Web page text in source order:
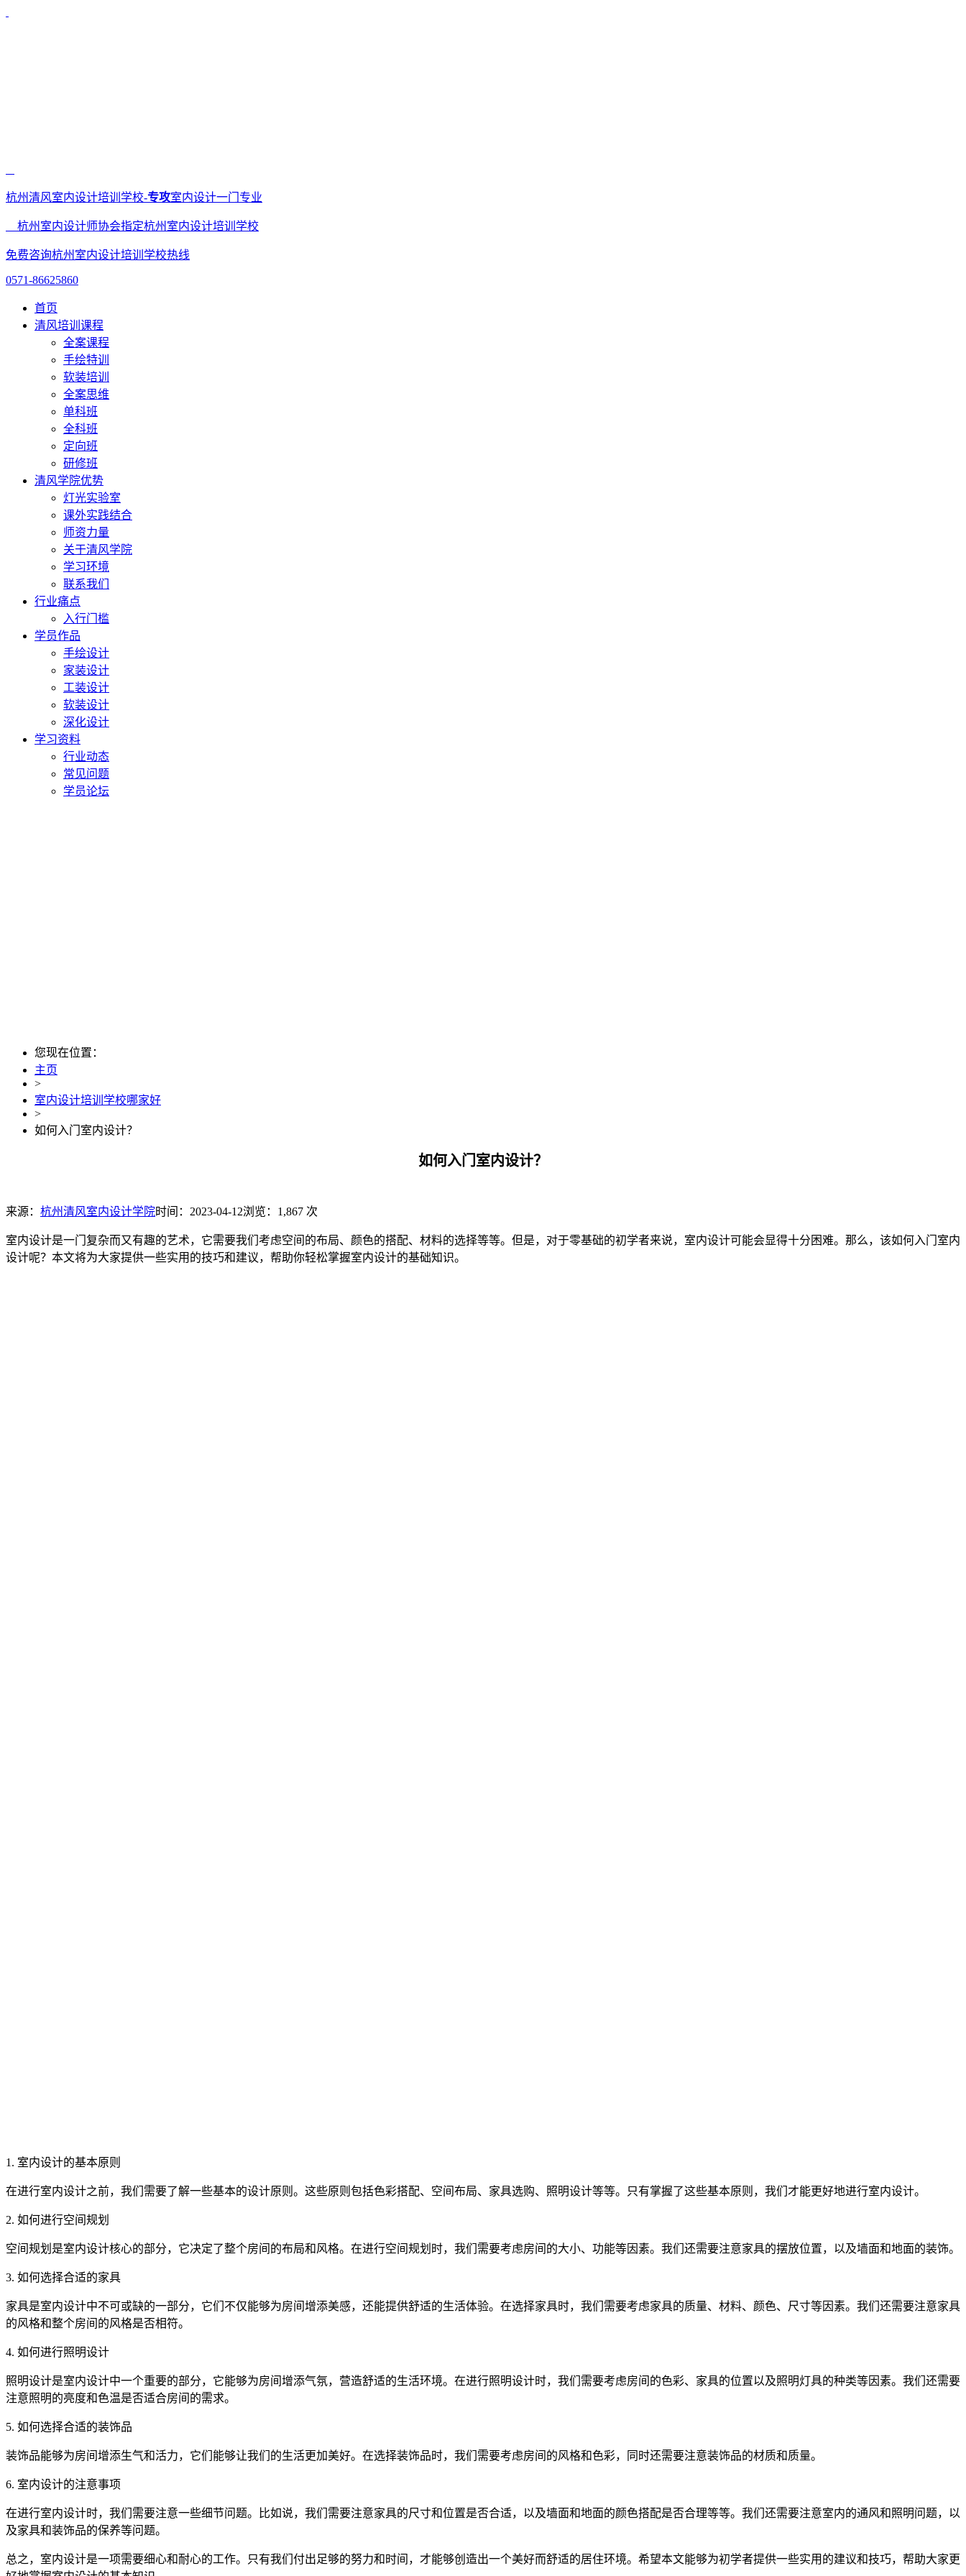
杭州清风室内设计培训学校-专攻室内设计一门专业
杭州室内设计师协会指定杭州室内设计培训学校
免费咨询杭州室内设计培训学校热线
0571-86625860
首页
清风培训课程
全案课程
手绘特训
软装培训
全案思维
单科班
全科班
定向班
研修班
清风学院优势
灯光实验室
课外实践结合
师资力量
关于清风学院
学习环境
联系我们
行业痛点
入行门槛
学员作品
手绘设计
家装设计
工装设计
软装设计
深化设计
学习资料
行业动态
常见问题
学员论坛
您现在位置：
主页
>
室内设计培训学校哪家好
>
如何入门室内设计？
如何入门室内设计？
来源： 杭州清风室内设计学院时间：2023-04-12浏览：1,867 次
室内设计是一门复杂而又有趣的艺术，它需要我们考虑空间的布局、颜色的搭配、材料的选择等等。但是，对于零基础的初学者来说，室内设计可能会显得十分困难。那么，该如何入门室内
设计呢？本文将为大家提供一些实用的技巧和建议，帮助你轻松掌握室内设计的基础知识。
1. 室内设计的基本原则
在进行室内设计之前，我们需要了解一些基本的设计原则。这些原则包括色彩搭配、空间布局、家具选购、照明设计等等。只有掌握了这些基本原则，我们才能更好地进行室内设计。
2. 如何进行空间规划
空间规划是室内设计核心的部分，它决定了整个房间的布局和风格。在进行空间规划时，我们需要考虑房间的大小、功能等因素。我们还需要注意家具的摆放位置，以及墙面和地面的装饰。
3. 如何选择合适的家具
家具是室内设计中不可或缺的一部分，它们不仅能够为房间增添美感，还能提供舒适的生活体验。在选择家具时，我们需要考虑家具的质量、材料、颜色、尺寸等因素。我们还需要注意家具
的风格和整个房间的风格是否相符。
4. 如何进行照明设计
照明设计是室内设计中一个重要的部分，它能够为房间增添气氛，营造舒适的生活环境。在进行照明设计时，我们需要考虑房间的色彩、家具的位置以及照明灯具的种类等因素。我们还需要
注意照明的亮度和色温是否适合房间的需求。
5. 如何选择合适的装饰品
装饰品能够为房间增添生气和活力，它们能够让我们的生活更加美好。在选择装饰品时，我们需要考虑房间的风格和色彩，同时还需要注意装饰品的材质和质量。
6. 室内设计的注意事项
在进行室内设计时，我们需要注意一些细节问题。比如说，我们需要注意家具的尺寸和位置是否合适，以及墙面和地面的颜色搭配是否合理等等。我们还需要注意室内的通风和照明问题，以
及家具和装饰品的保养等问题。
总之，室内设计是一项需要细心和耐心的工作。只有我们付出足够的努力和时间，才能够创造出一个美好而舒适的居住环境。希望本文能够为初学者提供一些实用的建议和技巧，帮助大家更